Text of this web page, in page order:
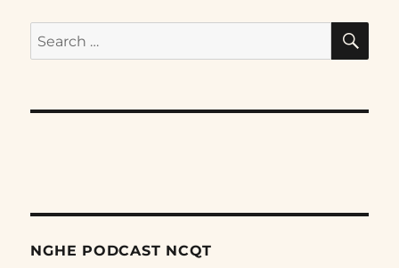
Search
for:
NGHE PODCAST NCQT